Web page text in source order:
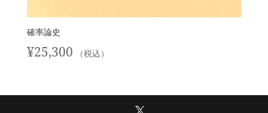
確率論史
¥25,300 （税込）